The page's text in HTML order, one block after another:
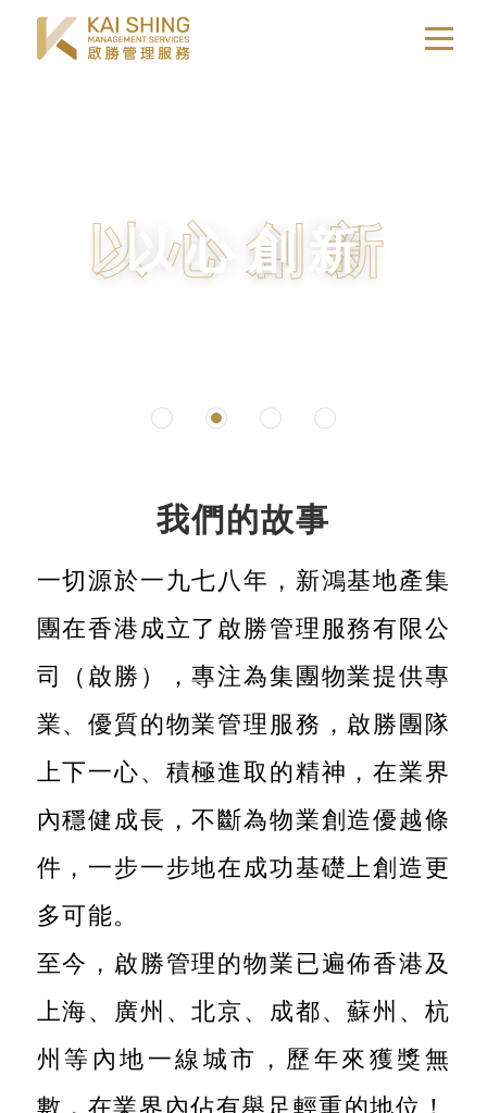
我們的業務以心創新
以心創新
我們的故事
一切源於一九七八年，新鴻基地產集
團在香港成立了啟勝管理服務有限公
司（啟勝），專注為集團物業提供專
業、優質的物業管理服務，啟勝團隊
上下一心、積極進取的精神，在業界
內穩健成長，不斷為物業創造優越條
件，一步一步地在成功基礎上創造更
多可能。
至今，啟勝管理的物業已遍佈香港及
上海、廣州、北京、成都、蘇州、杭
州等內地一線城市，歷年來獲獎無
數，在業界內佔有舉足輕重的地位！